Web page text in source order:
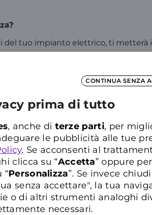
CONTINUA SENZA
prima di tutto
, anche di terze parti, per
le pubblicità alle tue
. Se acconsenti al
clicca su “Accetta” oppure
“Personalizza”. Se invece
senza accettare", la tua
o di altri strumenti analoghi
necessari.
del tuo impianto elettrico, ti
Sono coperte anche le spese per
Area Clienti WINDTRE
del Supporto WINDTRE